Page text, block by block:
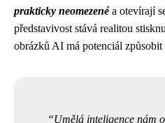
prakticky neomezenéa otevírají
představivost stává realitou
obrázků AI má potenciál
Umělá inteligence nám